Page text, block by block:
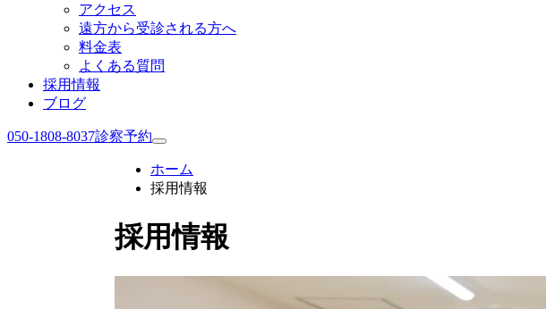
アクセス
遠方から受診される方へ
料金表
よくある質問
採用情報
ブログ
050-1808-8037診察予約
ホーム
採用情報
採用情報